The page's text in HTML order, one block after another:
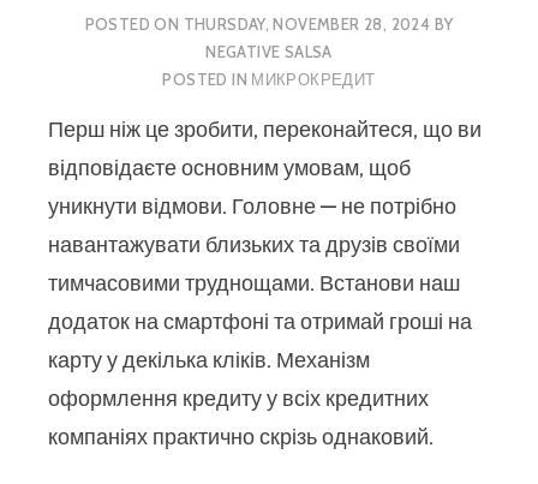
POSTED ON THURSDAY, NOVEMBER 28, 2024 BY
NEGATIVE SALSA
POSTED IN МИКРОКРЕДИТ
Перш ніж це зробити, переконайтеся, що ви
відповідаєте основним умовам, щоб
уникнути відмови. Головне — не потрібно
навантажувати близьких та друзів своїми
тимчасовими труднощами. Встанови наш
додаток на смартфоні та отримай гроші на
карту у декілька кліків. Механізм
оформлення кредиту у всіх кредитних
компаніях практично скрізь однаковий.